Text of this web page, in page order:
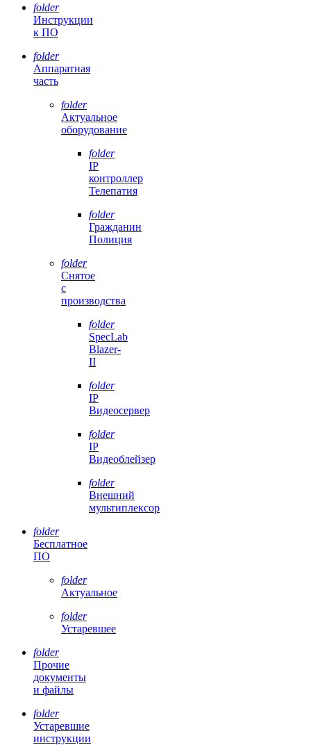
folder
Инструкции
к ПО
folder
Аппаратная
часть
folder
Актуальное
оборудование
folder
IP
контроллер
Телепатия
folder
Гражданин
Полиция
folder
Снятое
с
производства
folder
SpecLab
Blazer-
II
folder
IP
Видеосервер
folder
IP
Видеоблейзер
folder
Внешний
мультиплексор
folder
Бесплатное
ПО
folder
Актуальное
folder
Устаревшее
folder
Прочие
документы
и файлы
folder
Устаревшие
инструкции